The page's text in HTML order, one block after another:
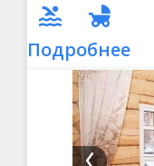
Подробнее